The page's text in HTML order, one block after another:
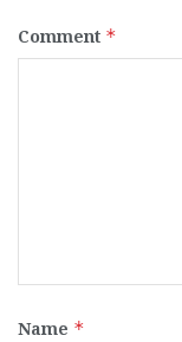
Comment *
Name *